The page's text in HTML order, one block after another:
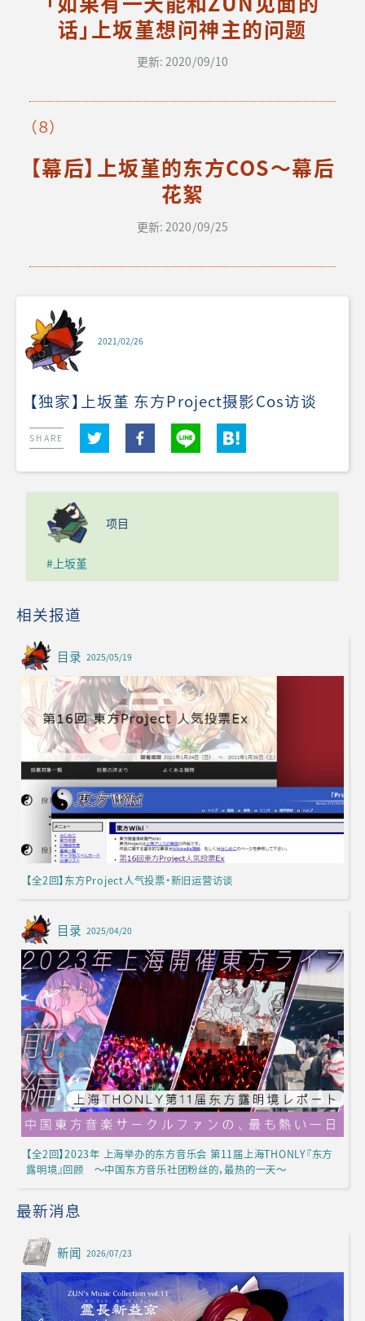
话」上坂堇想问神主的问题
更新: 2020/09/10
（８）
【幕后】上坂堇的东方COS〜幕后
花絮
更新: 2020/09/25
2021/02/26
【独家】上坂堇 东方Project摄影Cos访谈
SHARE
项目
#上坂堇
相关报道
目录 2025/05/19
【全2回】东方Project人气投票·新旧运营访谈
目录 2025/04/20
【全2回】2023年 上海举办的东方音乐会 第11届上海THONLY『东方
露明境』回顾 ～中国东方音乐社团粉丝的，最热的一天～
最新消息
新闻 2026/07/23